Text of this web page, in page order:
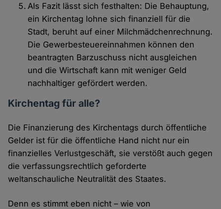
Als Fazit lässt sich festhalten: Die Behauptung,
ein Kirchentag lohne sich finanziell für die
Stadt, beruht auf einer Milchmädchenrechnung.
Die Gewerbesteuereinnahmen können den
beantragten Barzuschuss nicht ausgleichen
und die Wirtschaft kann mit weniger Geld
nachhaltiger gefördert werden.
Kirchentag für alle?
Die Finanzierung des Kirchentags durch öffentliche
Gelder ist für die öffentliche Hand nicht nur ein
finanzielles Verlustgeschäft, sie verstößt auch gegen
die verfassungsrechtlich geforderte
weltanschauliche Neutralität des Staates.
Denn es stimmt eben nicht – wie von